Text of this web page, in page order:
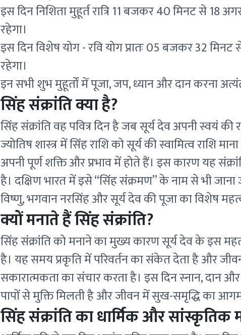
इस दिन निशिता मुहूर्त रात्रि 11 बजकर 40 मिनट से 18
रहेगा।
इस दिन विशेष योग - रवि योग प्रातः 05 बजकर 32
रहेगा।
इन सभी शुभ मुहूर्तों में पूजा, जप, ध्यान और दान करना
सिंह संक्रांति क्या है?
सिंह संक्रांति वह पवित्र दिन है जब सूर्य देव अपनी स्वयं की
ज्योतिष शास्त्र में सिंह राशि को सूर्य की स्वामित्व राशि
अपनी पूर्ण शक्ति और प्रभाव में होते हैं। इस कारण यह
है। दक्षिण भारत में इसे “सिंह संक्रमण” के नाम से भी
विष्णु, भगवान नरसिंह और सूर्य देव की पूजा का विशेष
क्यों मनाते हैं सिंह संक्रांति?
सिंह संक्रांति को मनाने का मुख्य कारण सूर्य देव के इस
है। यह समय प्रकृति में परिवर्तन का संकेत देता है और
सकारात्मकता का संचार करता है। इस दिन स्नान, दान
पापों से मुक्ति मिलती है और जीवन में सुख-समृद्धि का
सिंह संक्रांति का धार्मिक और सांस्कृतिक